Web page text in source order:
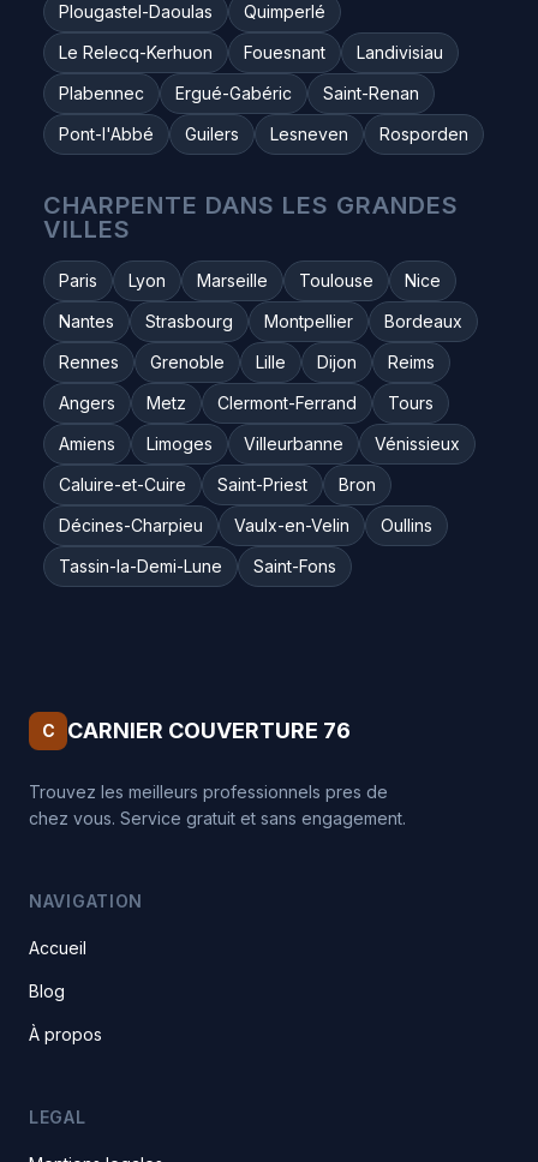
Plougastel-Daoulas
Quimperlé
Le Relecq-Kerhuon
Fouesnant
Landivisiau
Plabennec
Ergué-Gabéric
Saint-Renan
Pont-l'Abbé
Guilers Lesneven Rosporden
CHARPENTE DANS LES GRANDES
VILLES
Paris Lyon Marseille Toulouse
Nice
Nantes
Strasbourg Montpellier
Bordeaux
Rennes
Grenoble Lille Dijon
Reims
Angers
Metz Clermont-Ferrand
Tours
Amiens
Limoges Villeurbanne
Vénissieux
Caluire-et-Cuire
Saint-Priest
Bron
Décines-Charpieu
Vaulx-en-Velin
Oullins
Tassin-la-Demi-Lune
Saint-Fons
C CARNIER COUVERTURE 76
Trouvez les meilleurs professionnels pres de
chez vous. Service gratuit et sans engagement.
NAVIGATION
Accueil
Blog
À propos
LEGAL